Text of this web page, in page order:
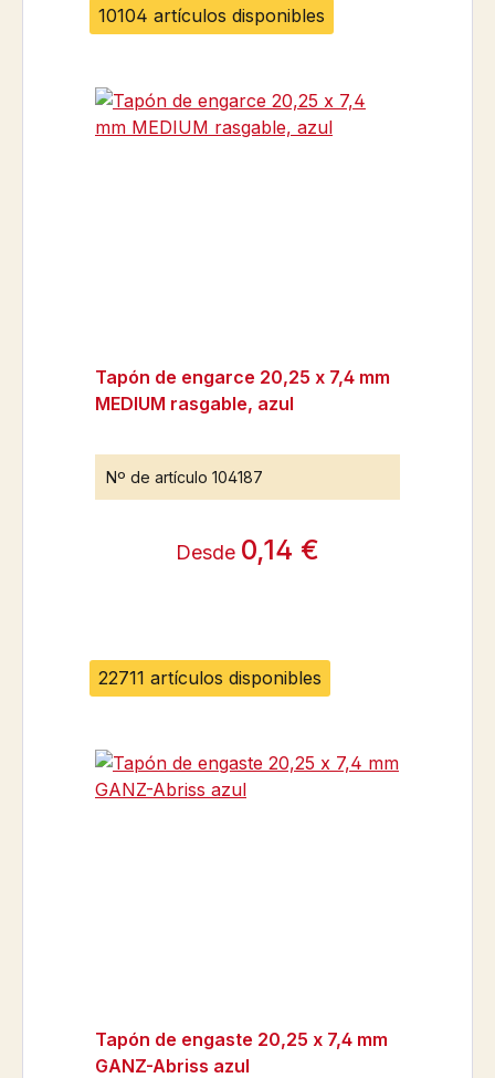
10104 artículos disponibles
22711 artículos disponibles
Tapón de engarce 20,25 x 7,4 mm
MEDIUM rasgable, azul
Nº de artículo 104187
Desde 0,14 €
Tapón de engaste 20,25 x 7,4 mm
GANZ-Abriss azul